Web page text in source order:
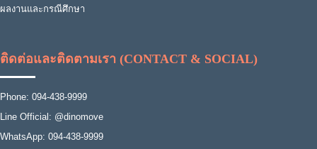
ผลงานและกรณีศึกษา
ติดต่อและติดตามเรา (CONTACT & SOCIAL)
Phone: 094-438-9999
Line Official: @dinomove
WhatsApp: 094-438-9999